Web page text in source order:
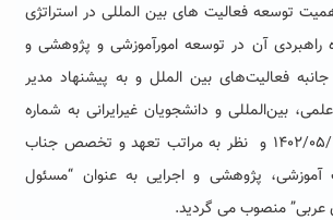
توسعه فعالیت های بین المللی در استراتژی
راهبردی آن در توسعه امورآموزشی و پژوهشی و
فعالیت‌های بین الملل و به پیشنهاد مدیر
بین‌المللی و دانشجویان غیرایرانی به شماره
نامه ۲۶۷۷۶ مورخ ۱۴۰۲/۰۵/۳۰ و نظر به مراتب تعهد و تخصص جناب
پژوهشی و اجرایی به عنوان “مسئول
عربی” منصوب می گردید.